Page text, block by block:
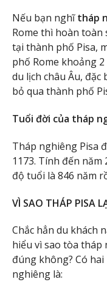
Nếu bạn nghĩtháp
Rome thì hoàn toàn
tại thành phố Pisa,
phố Rome khoảng
du lịch châu Âu, đặc
bỏ qua thành phố
Tuổi đời của tháp
Tháp nghiêng Pisa
1173. Tính đến
độ tuổi là 846 năm
VÌ SAO THÁP PISA
Chắc hẳn du khách
hiểu vì sao tòa tháp
đúng không? Có
nghiêng là: